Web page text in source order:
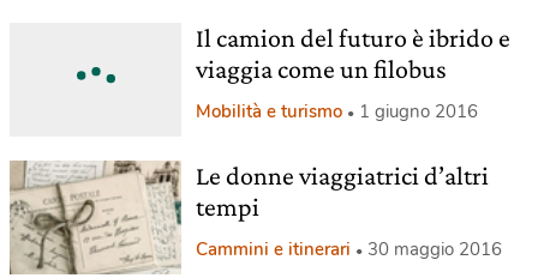
Il camion del futuro è ibrido e
viaggia come un filobus
Mobilità e turismo 1 giugno 2016
Le donne viaggiatrici d’altri
tempi
Cammini e itinerari 30 maggio 2016